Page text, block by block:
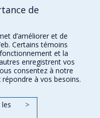
de
d’améliorer et de
Certains témoins
et la
enregistrent vos
consentez à notre
à vos besoins.
>